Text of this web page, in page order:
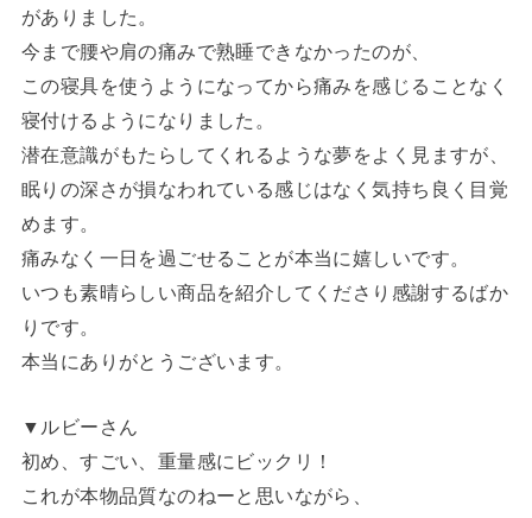
がありました。
今まで腰や肩の痛みで熟睡できなかったのが、
この寝具を使うようになってから痛みを感じることなく
寝付けるようになりました。
潜在意識がもたらしてくれるような夢をよく見ますが、
眠りの深さが損なわれている感じはなく気持ち良く目覚
めます。
痛みなく一日を過ごせることが本当に嬉しいです。
いつも素晴らしい商品を紹介してくださり感謝するばか
りです。
本当にありがとうございます。
▼ルビーさん
初め、すごい、重量感にビックリ！
これが本物品質なのねーと思いながら、